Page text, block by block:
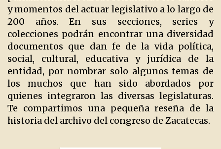
y momentos del actuar legislativo a lo largo de
200 años. En sus secciones, series y
colecciones podrán encontrar una diversidad
documentos que dan fe de la vida política,
social, cultural, educativa y jurídica de la
entidad, por nombrar solo algunos temas de
los muchos que han sido abordados por
quienes integraron las diversas legislaturas.
Te compartimos una pequeña reseña de la
historia del archivo del congreso de Zacatecas.